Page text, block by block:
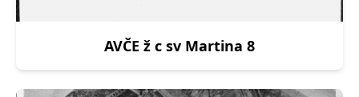
AVČE ž c sv Martina 8